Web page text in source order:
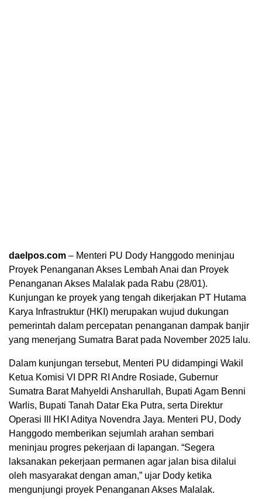
daelpos.com – Menteri PU Dody Hanggodo meninjau
Proyek Penanganan Akses Lembah Anai dan Proyek
Penanganan Akses Malalak pada Rabu (28/01).
Kunjungan ke proyek yang tengah dikerjakan PT Hutama
Karya Infrastruktur (HKI) merupakan wujud dukungan
pemerintah dalam percepatan penanganan dampak banjir
yang menerjang Sumatra Barat pada November 2025 lalu.
Dalam kunjungan tersebut, Menteri PU didampingi Wakil
Ketua Komisi VI DPR RI Andre Rosiade, Gubernur
Sumatra Barat Mahyeldi Ansharullah, Bupati Agam Benni
Warlis, Bupati Tanah Datar Eka Putra, serta Direktur
Operasi III HKI Aditya Novendra Jaya. Menteri PU, Dody
Hanggodo memberikan sejumlah arahan sembari
meninjau progres pekerjaan di lapangan. “Segera
laksanakan pekerjaan permanen agar jalan bisa dilalui
oleh masyarakat dengan aman,” ujar Dody ketika
mengunjungi proyek Penanganan Akses Malalak.